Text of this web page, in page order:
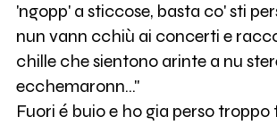
'ngopp' a sticcose, basta co' sti
nun vann cchiù ai concerti e
chille che sientono arinte a nu
ecchemaronn..."
Fuori é buio e ho gia perso troppo